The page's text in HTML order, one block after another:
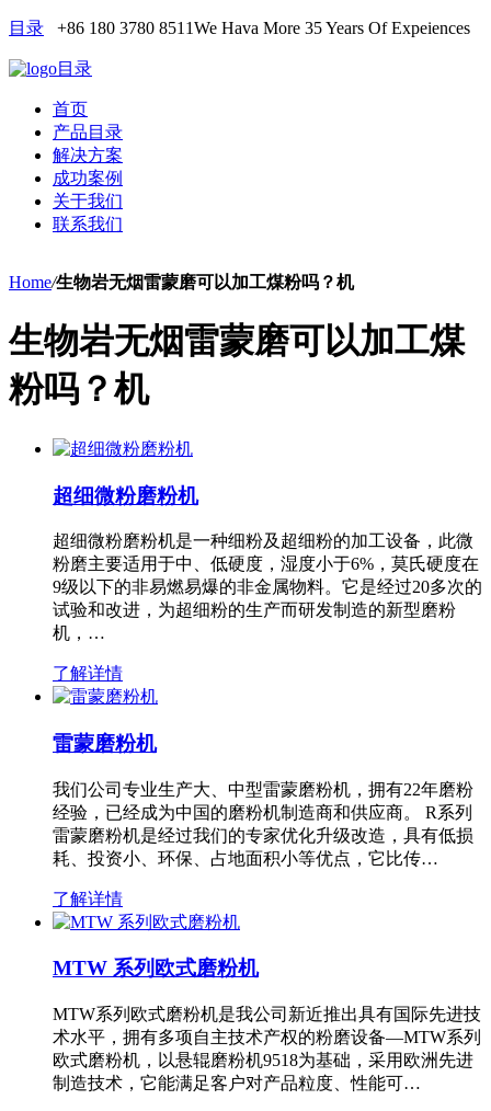
目录 +86 180 3780 8511We Hava More 35 Years Of Expeiences
目录
首页
产品目录
解决方案
成功案例
关于我们
联系我们
Home/生物岩无烟雷蒙磨可以加工煤粉吗？机
生物岩无烟雷蒙磨可以加工煤
粉吗？机
超细微粉磨粉机
超细微粉磨粉机是一种细粉及超细粉的加工设备，此微
粉磨主要适用于中、低硬度，湿度小于6%，莫氏硬度在
9级以下的非易燃易爆的非金属物料。它是经过20多次的
试验和改进，为超细粉的生产而研发制造的新型磨粉
机，…
了解详情
雷蒙磨粉机
我们公司专业生产大、中型雷蒙磨粉机，拥有22年磨粉
经验，已经成为中国的磨粉机制造商和供应商。 R系列
雷蒙磨粉机是经过我们的专家优化升级改造，具有低损
耗、投资小、环保、占地面积小等优点，它比传…
了解详情
MTW 系列欧式磨粉机
MTW系列欧式磨粉机是我公司新近推出具有国际先进技
术水平，拥有多项自主技术产权的粉磨设备—MTW系列
欧式磨粉机，以悬辊磨粉机9518为基础，采用欧洲先进
制造技术，它能满足客户对产品粒度、性能可…